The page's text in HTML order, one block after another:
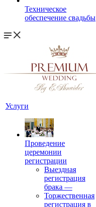
Техническое
обеспечение свадьбы
Услуги
Проведение
церемонии
регистрации
Выездная
регистрация
брака —
Торжественная
регистрация в